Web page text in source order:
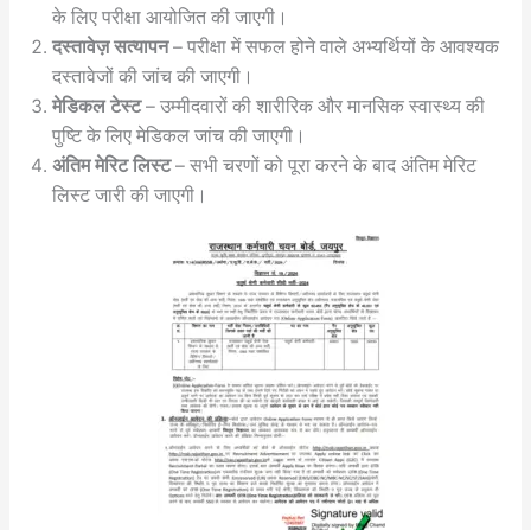
के लिए परीक्षा आयोजित की जाएगी।
दस्तावेज़ सत्यापन– परीक्षा में सफल होने वाले अभ्यर्थियों के आवश्यक
दस्तावेजों की जांच की जाएगी।
मेडिकल टेस्ट– उम्मीदवारों की शारीरिक और मानसिक स्वास्थ्य की
पुष्टि के लिए मेडिकल जांच की जाएगी।
अंतिम मेरिट लिस्ट– सभी चरणों को पूरा करने के बाद अंतिम मेरिट
लिस्ट जारी की जाएगी।